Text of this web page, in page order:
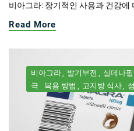
비아그라: 장기적인 사용과 건강에
Read More
비아그라 발기부전 실데나필
극
복용 방법 고지방 식사